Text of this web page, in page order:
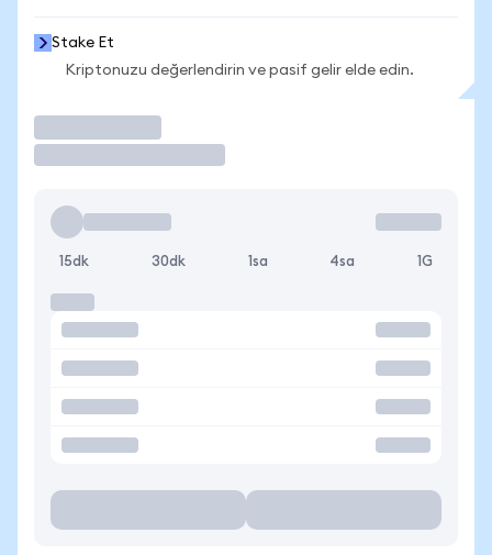
Stake Et
Kriptonuzu değerlendirin ve pasif gelir elde edin.
15dk 30dk 1sa 4sa 1G